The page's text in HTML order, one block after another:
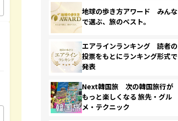
地球の歩き方アワード みんな
で選ぶ、旅のベスト。
エアラインランキング 読者の
投票をもとにランキング形式で
発表
Next韓国旅 次の韓国旅行が
もっと楽しくなる 旅先・グル
メ・テクニック